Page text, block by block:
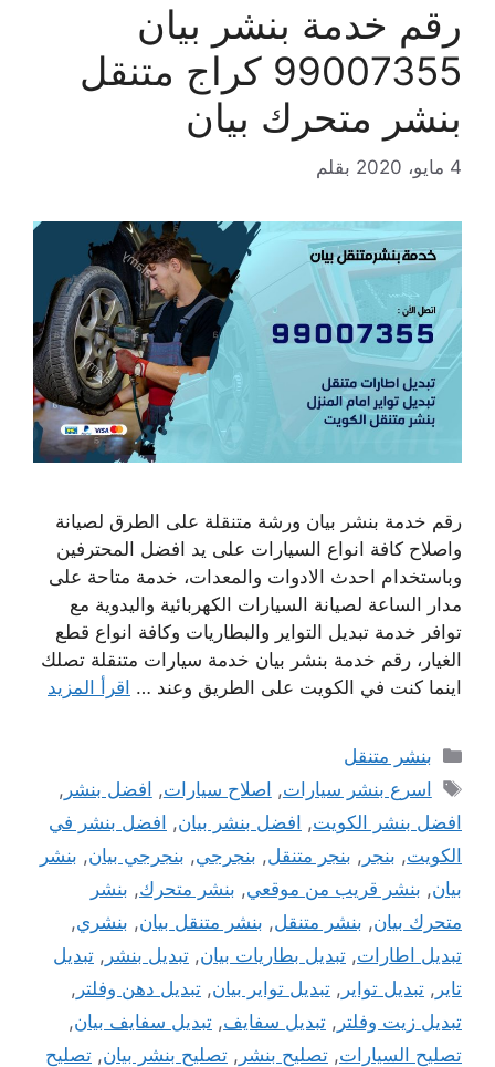
رقم خدمة بنشر بيان
99007355 كراج متنقل
بنشر متحرك بيان
4 مايو، 2020 بقلم
رقم خدمة بنشر بيان ورشة متنقلة على الطرق لصيانة
واصلاح كافة انواع السيارات على يد افضل المحترفين
وباستخدام احدث الادوات والمعدات، خدمة متاحة على
مدار الساعة لصيانة السيارات الكهربائية واليدوية مع
توافر خدمة تبديل التواير والبطاريات وكافة انواع قطع
الغيار، رقم خدمة بنشر بيان خدمة سيارات متنقلة تصلك
اينما كنت في الكويت على الطريق وعند … اقرأ المزيد
التصنيفات
بنشر متنقل
الوسوم
اسرع بنشر سيارات, اصلاح سيارات, افضل بنشر ,
افضل بنشر الكويت, افضل بنشر بيان, افضل بنشر في
الكويت, بنجر , بنجر متنقل, بنجرجي, بنجرجي بيان, بنشر
بيان, بنشر قريب من موقعي, بنشر متحرك, بنشر
متحرك بيان, بنشر متنقل, بنشر متنقل بيان, بنشري,
تبديل اطارات, تبديل بطاريات بيان, تبديل بنشر , تبديل
تاير , تبديل تواير , تبديل تواير بيان, تبديل دهن وفلتر ,
تبديل زيت وفلتر , تبديل سفايف, تبديل سفايف بيان,
تصليح السيارات, تصليح بنشر , تصليح بنشر بيان, تصليح